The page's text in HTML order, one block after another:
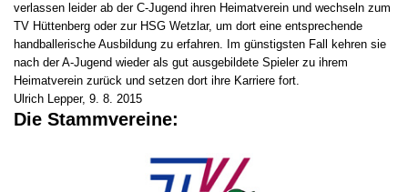
verlassen leider ab der C-Jugend ihren Heimatverein und wechseln zum
TV Hüttenberg oder zur HSG Wetzlar, um dort eine entsprechende
handballerische Ausbildung zu erfahren. Im günstigsten Fall kehren sie
nach der A-Jugend wieder als gut ausgebildete Spieler zu ihrem
Heimatverein zurück und setzen dort ihre Karriere fort.
Ulrich Lepper, 9. 8. 2015
Die Stammvereine: